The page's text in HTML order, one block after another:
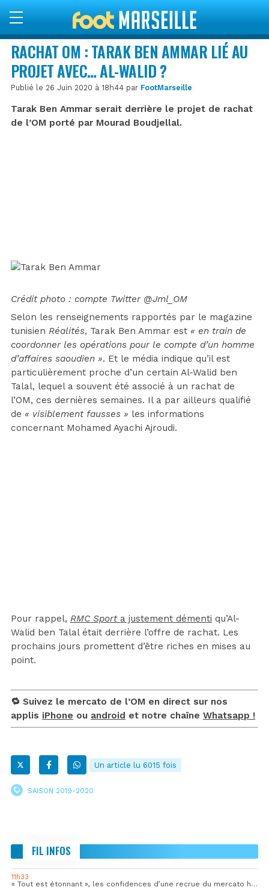
RACHAT OM : TARAK BEN AMMAR LIÉ AU
PROJET AVEC… AL-WALID ?
Publié le 26 Juin 2020 à 18h44 par FootMarseille
Tarak Ben Ammar serait derrière le projet de rachat
de l’OM porté par Mourad Boudjellal.
Crédit photo : compte Twitter @Jml_OM
Selon les renseignements rapportés par le magazine
tunisien Réalités, Tarak Ben Ammar est « en train de
coordonner les opérations pour le compte d’un homme
d’affaires saoudien ». Et le média indique qu’il est
particulièrement proche d’un certain Al-Walid ben
Talal, lequel a souvent été associé à un rachat de
l’OM, ces dernières semaines. Il a par ailleurs qualifié
de « visiblement fausses » les informations
concernant Mohamed Ayachi Ajroudi.
Pour rappel, RMC Sporta justement démenti qu’Al-
Walid ben Talal était derrière l’offre de rachat. Les
prochains jours promettent d’être riches en mises au
point.
🔁 Suivez le mercato de l’OM en direct sur nos
applis iPhone ou android et notre chaîne Whatsapp !
Un article lu 6015 fois
SAISON 2019-2020
FIL INFOS
11h33
« Tout est étonnant », les confidences d’une recrue du mercato hivernal de l’OM